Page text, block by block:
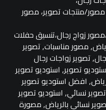
منتجات تصوير، مصور
زواج رجال،تنسيق حفلات
مصور مناسبات, تصوير
تصوير زواجات رجال
تصوير, استوديو تصوير
افضل استوديو تصوير
نسائي, استوديو تصوير
نسائي بالرياض, مصورة